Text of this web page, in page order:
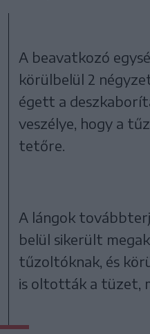
A beavatkozó
körülbelül 2
égett a
veszélye, hogy a
tetőre.
A lángok
belül sikerült
tűzoltóknak, és
is oltották a tüzet,